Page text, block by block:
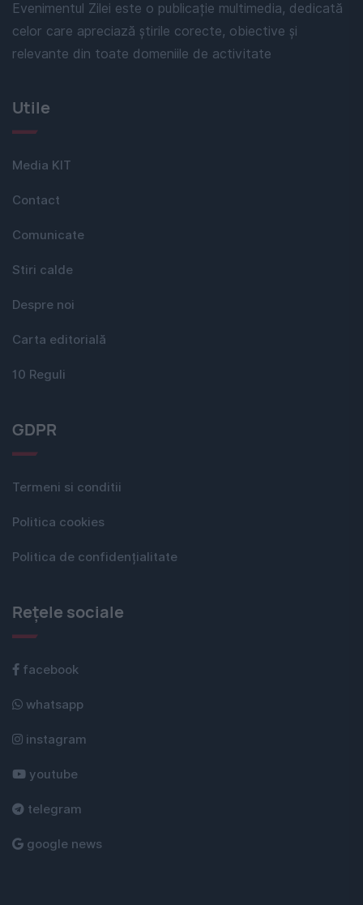
Evenimentul Zilei este o publicație multimedia, dedicată
celor care apreciază știrile corecte, obiective și
relevante din toate domeniile de activitate
Utile
Media KIT
Contact
Comunicate
Stiri calde
Despre noi
Carta editorială
10 Reguli
GDPR
Termeni si conditii
Politica cookies
Politica de confidențialitate
Rețele sociale
facebook
whatsapp
instagram
youtube
telegram
google news